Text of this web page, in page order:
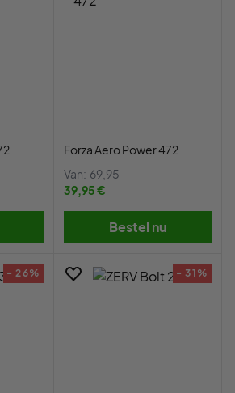
Forza Aero Power 472
Van: 69,95
39,95 €
Bestel nu
- 26% - 31%